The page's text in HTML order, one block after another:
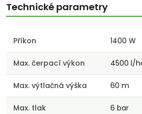
Technické parametry
Příkon 1400 W
Max. čerpací výkon 4500 l/
Max. výtlačná výška 60 m
Max. tlak 6 bar